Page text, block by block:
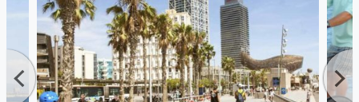
Sie in die lokale Kultur Kataloniens eintauchen lässt.
Erwarten Sie während Ihrer Segway-Tour einen
wunderschönen Strand und eine entspannte Umgebung, Ihre
Zeit wird wie im Flug vergehen!